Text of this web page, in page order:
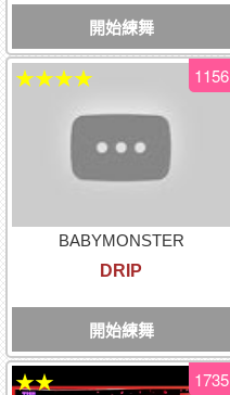
開始練舞
BABYMONSTER
DRIP
開始練舞
1156
★★★★
1735
★★